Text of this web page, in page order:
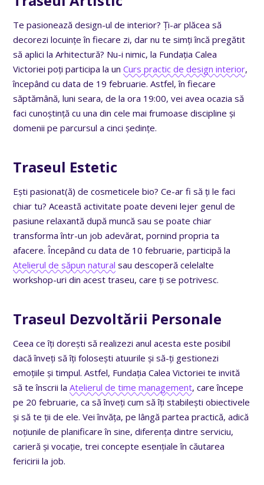
Te pasionează design-ul de interior? Ți-ar plăcea să
decorezi locuințe în fiecare zi, dar nu te simți încă pregătit
să aplici la Arhitectură? Nu-i nimic, la Fundația Calea
Victoriei poți participa la unCurs practic de design interior,
începând cu data de 19 februarie. Astfel, în fiecare
săptămână, luni seara, de la ora 19:00, vei avea ocazia să
faci cunoștință cu una din cele mai frumoase discipline și
domenii pe parcursul a cinci ședințe.
Traseul Estetic
Ești pasionat(ă) de cosmeticele bio? Ce-ar fi să ți le faci
chiar tu? Această activitate poate deveni lejer genul de
pasiune relaxantă după muncă sau se poate chiar
transforma într-un job adevărat, pornind propria ta
afacere. Începând cu data de 10 februarie, participă la
Atelierul de săpun natural sau descoperă celelalte
workshop-uri din acest traseu, care ți se potrivesc.
Traseul Dezvoltării Personale
Ceea ce îți dorești să realizezi anul acesta este posibil
dacă înveți să îți folosești atuurile și să-ți gestionezi
emoțiile și timpul. Astfel, Fundația Calea Victoriei te invită
să te înscrii laAtelierul de time management, care începe
pe 20 februarie, ca să înveți cum să îți stabilești obiectivele
și să te ții de ele. Vei învăța, pe lângă partea practică, adică
noțiunile de planificare în sine, diferența dintre serviciu,
carieră și vocație, trei concepte esențiale în căutarea
fericirii la job.